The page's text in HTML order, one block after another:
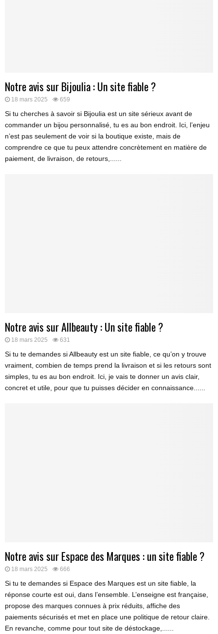
Notre avis sur Bijoulia : Un site fiable ?
18 mars 2025 659
Si tu cherches à savoir si Bijoulia est un site sérieux avant de
commander un bijou personnalisé, tu es au bon endroit. Ici, l’enjeu
n’est pas seulement de voir si la boutique existe, mais de
comprendre ce que tu peux attendre concrètement en matière de
paiement, de livraison, de retours,......
Notre avis sur Allbeauty : Un site fiable ?
18 mars 2025 631
Si tu te demandes si Allbeauty est un site fiable, ce qu’on y trouve
vraiment, combien de temps prend la livraison et si les retours sont
simples, tu es au bon endroit. Ici, je vais te donner un avis clair,
concret et utile, pour que tu puisses décider en connaissance......
Notre avis sur Espace des Marques : un site fiable ?
18 mars 2025 666
Si tu te demandes si Espace des Marques est un site fiable, la
réponse courte est oui, dans l’ensemble. L’enseigne est française,
propose des marques connues à prix réduits, affiche des
paiements sécurisés et met en place une politique de retour claire.
En revanche, comme pour tout site de déstockage,......